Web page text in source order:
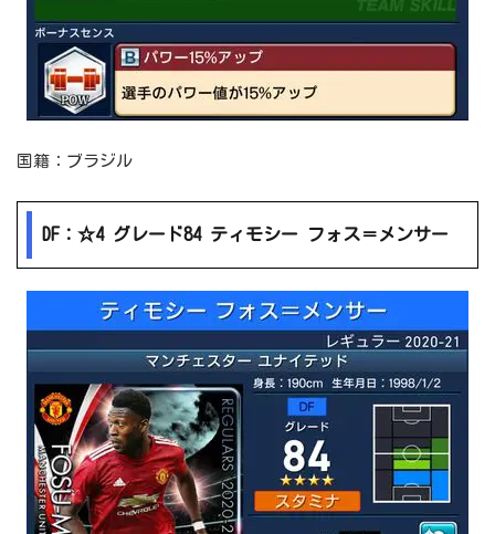
国籍：ブラジル
DF：☆4 グレード84 ティモシー フォス＝メンサー